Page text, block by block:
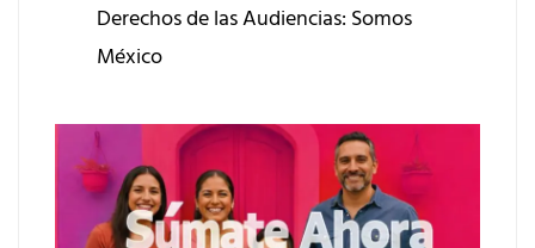
Derechos de las Audiencias: Somos
México